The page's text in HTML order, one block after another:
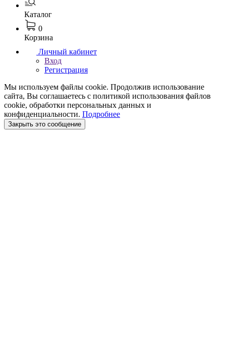
Каталог
0
Корзина
Личный кабинет
Вход
Регистрация
Мы используем файлы cookie. Продолжив использование
сайта, Вы соглашаетесь с политикой использования файлов
cookie, обработки персональных данных и
конфиденциальности. Подробнее
Закрыть это сообщение